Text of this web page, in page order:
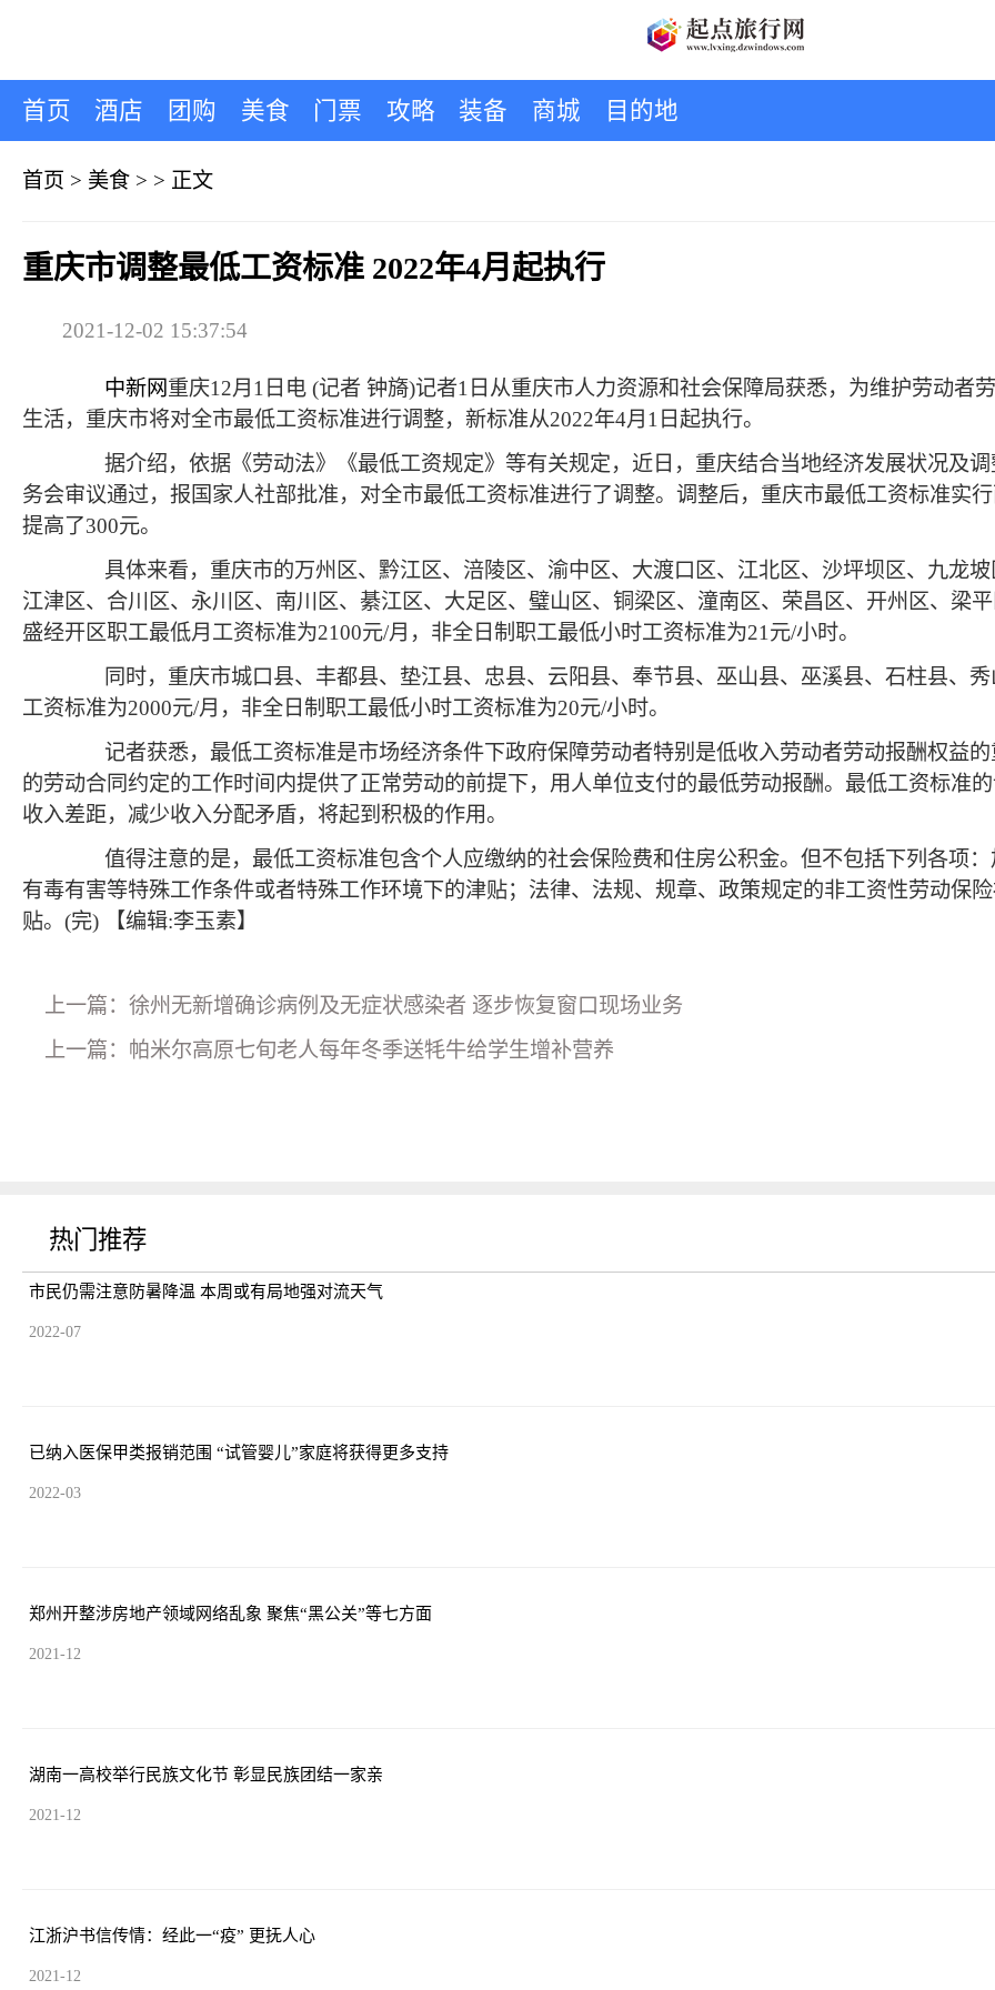
首页 酒店 团购 美食 门票 攻略 装备 商城 目的地
首页 > 美食> > 正文
重庆市调整最低工资标准 2022年4月起执行
2021-12-02 15:37:54
中新网重庆12月1日电 (记者 钟旖)记者1日从重庆市人力资源和社会保障局获悉，为维护劳动者
生活，重庆市将对全市最低工资标准进行调整，新标准从2022年4月1日起执行。
据介绍，依据《劳动法》《最低工资规定》等有关规定，近日，重庆结合当地经济发展状况及
务会审议通过，报国家人社部批准，对全市最低工资标准进行了调整。调整后，重庆市最低工资标准实
提高了300元。
具体来看，重庆市的万州区、黔江区、涪陵区、渝中区、大渡口区、江北区、沙坪坝区、九龙
江津区、合川区、永川区、南川区、綦江区、大足区、璧山区、铜梁区、潼南区、荣昌区、开州区、梁
盛经开区职工最低月工资标准为2100元/月，非全日制职工最低小时工资标准为21元/小时。
同时，重庆市城口县、丰都县、垫江县、忠县、云阳县、奉节县、巫山县、巫溪县、石柱县、秀
工资标准为2000元/月，非全日制职工最低小时工资标准为20元/小时。
记者获悉，最低工资标准是市场经济条件下政府保障劳动者特别是低收入劳动者劳动报酬权益
的劳动合同约定的工作时间内提供了正常劳动的前提下，用人单位支付的最低劳动报酬。最低工资标准
收入差距，减少收入分配矛盾，将起到积极的作用。
值得注意的是，最低工资标准包含个人应缴纳的社会保险费和住房公积金。但不包括下列各项
有毒有害等特殊工作条件或者特殊工作环境下的津贴；法律、法规、规章、政策规定的非工资性劳动保
贴。(完)
【编辑:李玉素】
上一篇：徐州无新增确诊病例及无症状感染者 逐步恢复窗口现场业务
上一篇：帕米尔高原七旬老人每年冬季送牦牛给学生增补营养
热门推荐
市民仍需注意防暑降温 本周或有局地强对流天气
2022-07
已纳入医保甲类报销范围 “试管婴儿”家庭将获得更多支持
2022-03
郑州开整涉房地产领域网络乱象 聚焦“黑公关”等七方面
2021-12
湖南一高校举行民族文化节 彰显民族团结一家亲
2021-12
江浙沪书信传情：经此一“疫” 更抚人心
2021-12